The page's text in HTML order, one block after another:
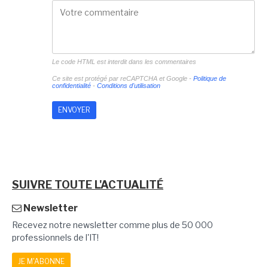
Le code HTML est interdit dans les commentaires
Ce site est protégé par reCAPTCHA et Google - Politique de
confidentialité- Conditions d'utilisation
SUIVRE TOUTE L'ACTUALITÉ
Newsletter
Recevez notre newsletter comme plus de 50 000
professionnels de l'IT!
JE M'ABONNE